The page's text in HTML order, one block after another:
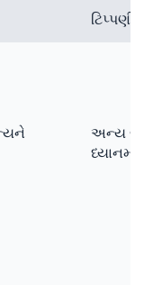
અન્ય
ધ્યાનમાં